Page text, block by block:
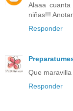
Alaaa
niñas!!!
Responder
Que
Responder